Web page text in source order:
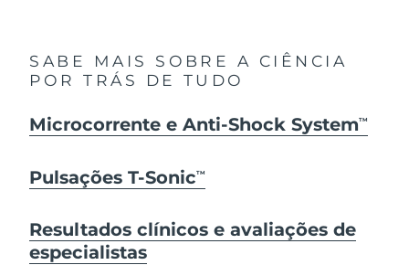
SABE MAIS SOBRE A CIÊNCIA
POR TRÁS DE TUDO
Microcorrente e Anti-Shock SystemTM
Pulsações T-SonicTM
Resultados clínicos e avaliações de
especialistas